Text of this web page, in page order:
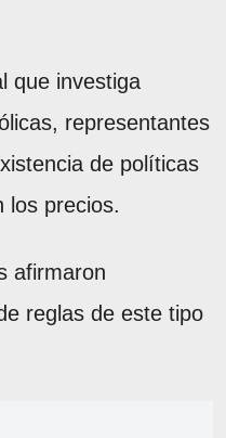
que investiga
representantes
de políticas
los precios.
afirmaron
reglas de este tipo